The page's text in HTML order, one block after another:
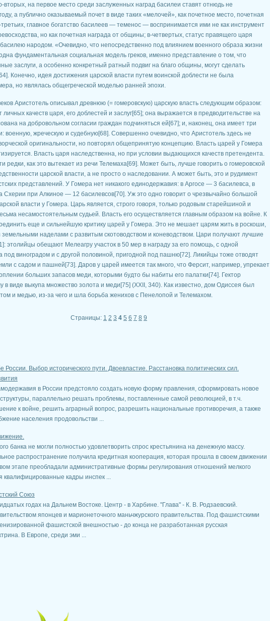
вторых, на первое место среди заслуженных наград басилеи ставят отнюдь не
а публично оказываемый почет в виде таких «мелочей», как почетное место, почетная
главное богатство басилеев — теменос — воспринимается ими не как инструмент
но как почетная награда от общины; в-четвертых, статус правящего царя
народом. «Очевидно, что непосредственно под влиянием военного образа жизни
фундаментальная социальная модель греков, именно представление о том, что
заслуги, а особенно конкретный ратный подвиг на благо общины, могут сделать
Конечно, идея достижения царской власти путем воинской доблести не была
но являлась общегреческой моделью ранней эпохи.
Аристотель описывал древнюю (= гомеровскую) царскую власть следующим образом:
личных качеств царя, его доблестей и заслуг[65]; она выражается в предводительстве на
на добровольном согласии граждан подчиняться ей[67]; и, наконец, она имеет три
военную, жреческую и судебную[68]. Совершенно очевидно, что Аристотель здесь не
оригинальности, но повторял общепринятую концепцию. Власть царей у Гомера
Власть царя наследственна, но при условии выдающихся качеств претендента.
редки, как это вытекает из речи Телемаха[69]. Может быть, лучше говорить о гомеровской
царской власти, а не просто о наследовании. А может быть, это и рудимент
представлений. У Гомера нет никакого единодержавия: в Аргосе — 3 басилевса, в
Схерии при Алкиное — 12 басилевсов[70]. Уж это одно говорит о чрезвычайно большой
власти у Гомера. Царь является, строго говоря, только родовым старейшиной и
несамостоятельным судьей. Власть его осуществляется главным образом на войне. К
еще и сильнейшую критику царей у Гомера. Это не мешает царям жить в роскоши,
земельными наделами с развитым скотоводством и коневодством. Цари получают лучшие
этолийцы обещают Мелеагру участок в 50 мер в награду за его помощь, с одной
под виноградом и с другой половиной, пригодной под пашню[72]. Ликийцы тоже отводят
с садом и пашней[73]. Даров у царей имеется так много, что Ферсит, например, упрекает
больших запасов меди, которыми будто бы набиты его палатки[74]. Гектор
в виде выкупа множество золота и меди[75] (XXII, 340). Как известно, дом Одиссея был
и медью, из-за чего и шла борьба женихов с Пенелопой и Телемахом.
Страницы: 1 2 3 4 5 6 7 8 9
России. Выбор исторического пути. Двоевластие. Расстановка политических сил.
в России предстояло создать новую форму правления, сформировать новое
структуры, параллельно решать проблемы, поставленные самой революцией, в т.ч.
к войне, решить аграрный вопрос, разрешить национальные противоречия, а также
населения продовольстви ...
банка не могли полностью удовлетворить спрос крестьянина на денежную массу.
распространение получила кредитная кооперация, которая прошла в своем движении
этапе преобладали административные формы регулирования отношений мелкого
квалифицированные кадры инспек ...
Союз
годах на Дальнем Востоке. Центр - в Харбине. "Глава" - К. В. Родзаевский.
японцев и марионеточного маньчжурского правительства. Под фашистскими
фашистской внешностью - до конца не разработанная русская
В Европе, среди эми ...